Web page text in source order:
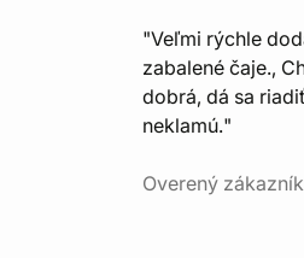
"Veľmi rýchle
zabalené čaje.,
dobrá, dá sa
neklamú."
Overený